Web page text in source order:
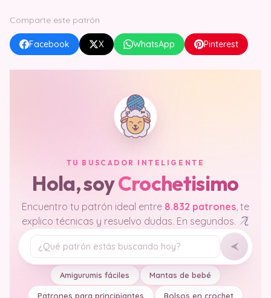
Comparte este patrón
Facebook X WhatsApp Pinterest
TU BUSCADOR INTELIGENTE
Hola, soyCrochetisimo
Encuentro tu patrón ideal entre 8.832 patrones , te
explico técnicas y resuelvo dudas. En segundos.
Tu pregunta
Amigurumis fáciles Mantas de bebé
Patrones para principiantes Bolsos en crochet